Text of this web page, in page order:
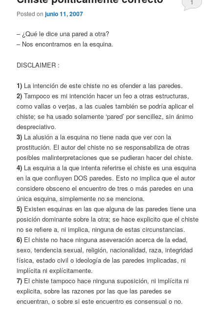
Posted onjunio 11, 2007
1
– ¿Qué le dice una pared a otra?
– Nos encontramos en la esquina.
DISCLAIMER :
1) La intención de este chiste no es ofender a las paredes.
2) Tampoco es mi intención hacer un feo a otras estructuras,
como vallas o verjas, a las cuales también se podría aplicar el
chiste; se ha usado solamente ‘pared’ por sencillez, sin ánimo
despreciativo.
3) La alusión a la esquina no tiene nada que ver con la
prostitución. El autor del chiste no se responsabiliza de otras
posibles malinterpretaciones que se pudieran hacer del chiste.
4) La esquina a la que intenta referirse el chiste es una esquina
en la que confluyen DOS paredes. Esto no implica que el autor
considere obsceno el encuentro de tres o más paredes en una
única esquina, simplemente no se menciona.
5) Existen esquinas en las que alguna de las paredes tiene una
posición dominante sobre la otra; se hace explicito que el chiste
no se refiere a, ni implica, ninguna de estas circunstancias.
6) El chiste no hace ninguna aseveración acerca de la edad,
sexo, tendencia sexual, religión, nacionalidad, raza, integridad
física, estado civil o ideología de las paredes implicadas, ni
implícita ni explícitamente.
7) El chiste tampoco hace ninguna suposición, ni implícita ni
explicita, sobre las razones por las que las paredes se
encuentran, o sobre si este encuentro es consensual o no.